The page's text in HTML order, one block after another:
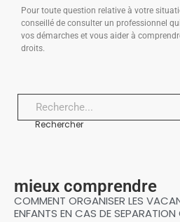
Pour toute question relative à votre
conseillé de consulter un professionnel
vos démarches et vous aider à
droits.
Rechercher
mieux comprendre
COMMENT ORGANISER LES
ENFANTS EN CAS DE